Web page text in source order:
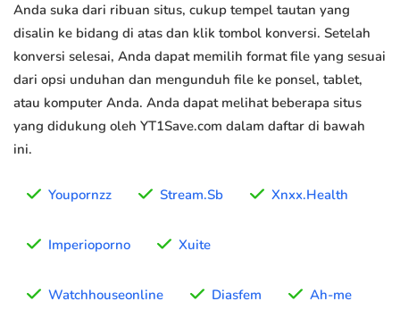
Anda suka dari ribuan situs, cukup tempel tautan yang
disalin ke bidang di atas dan klik tombol konversi. Setelah
konversi selesai, Anda dapat memilih format file yang sesuai
dari opsi unduhan dan mengunduh file ke ponsel, tablet,
atau komputer Anda. Anda dapat melihat beberapa situs
yang didukung oleh YT1Save.com dalam daftar di bawah
ini.
Youpornzz Stream.Sb Xnxx.Health
Imperioporno Xuite
Watchhouseonline Diasfem Ah-me